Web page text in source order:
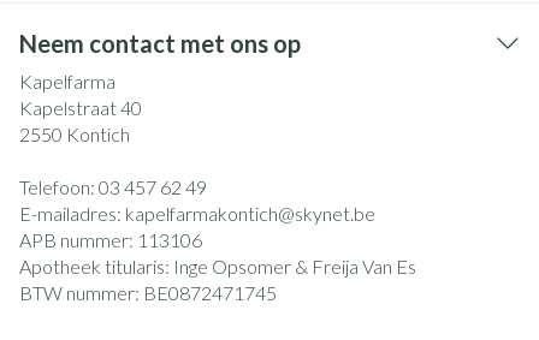
Neem contact met ons op
Kapelfarma
Kapelstraat 40
2550 Kontich
Telefoon: 03 457 62 49
E-mailadres: kapelfarmakontich@skynet.be
APB nummer: 113106
Apotheek titularis: Inge Opsomer & Freija Van Es
BTW nummer: BE0872471745